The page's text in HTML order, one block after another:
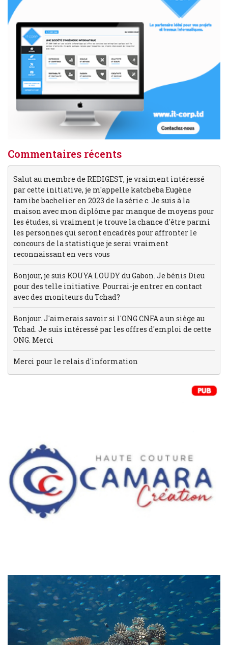
Commentaires récents
Salut au membre de REDIGEST, je vraiment intéressé
par cette initiative, je m'appelle katcheba Eugène
tamibe bachelier en 2023 de la série c. Je suis à la
maison avec mon diplôme par manque de moyens pour
les études, si vraiment je trouve la chance d'être parmi
les personnes qui seront encadrés pour affronter le
concours de la statistique je serai vraiment
reconnaissant en vers vous
Bonjour, je suis KOUYA LOUDY du Gabon. Je bénis Dieu
pour des telle initiative. Pourrai-je entrer en contact
avec des moniteurs du Tchad?
Bonjour. J'aimerais savoir si l'ONG CNFA a un siège au
Tchad. Je suis intéressé par les offres d'emploi de cette
ONG. Merci
Merci pour le relais d'information